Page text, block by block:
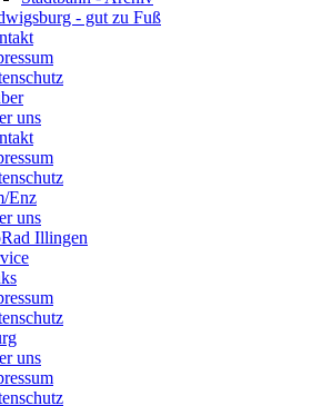
- gut zu Fuß
uns
Enz
uns
Illingen
uns